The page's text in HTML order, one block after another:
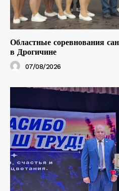
Областные соревнования
в Дрогичине
07/08/2026